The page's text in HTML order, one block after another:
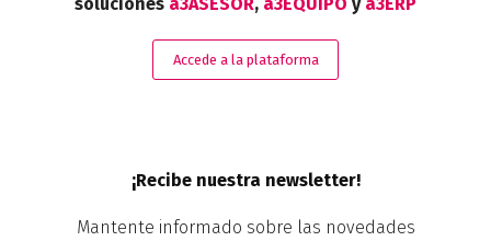
Accede a la plataforma
¡Recibe nuestra newsletter!
Mantente informado sobre las novedades